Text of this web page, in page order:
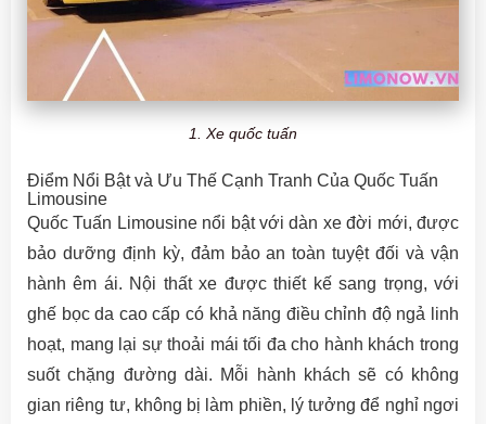
1. Xe quốc tuấn
Điểm Nổi Bật và Ưu Thế Cạnh Tranh Của Quốc Tuấn
Limousine
Quốc Tuấn Limousine nổi bật với dàn xe đời mới, được
bảo dưỡng định kỳ, đảm bảo an toàn tuyệt đối và vận
hành êm ái. Nội thất xe được thiết kế sang trọng, với
ghế bọc da cao cấp có khả năng điều chỉnh độ ngả linh
hoạt, mang lại sự thoải mái tối đa cho hành khách trong
suốt chặng đường dài. Mỗi hành khách sẽ có không
gian riêng tư, không bị làm phiền, lý tưởng để nghỉ ngơi